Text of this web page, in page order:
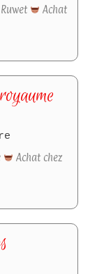
Achat
Achat chez